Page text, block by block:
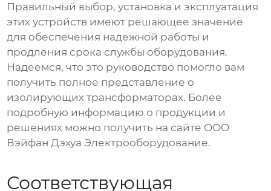
Правильный выбор, установка и эксплуатация
этих устройств имеют решающее значение
для обеспечения надежной работы и
продления срока службы оборудования.
Надеемся, что это руководство помогло вам
получить полное представление о
изолирующих трансформаторах. Более
подробную информацию о продукции и
решениях можно получить на сайте ООО
Вэйфан Дэхуа Электрооборудование.
Соответствующая